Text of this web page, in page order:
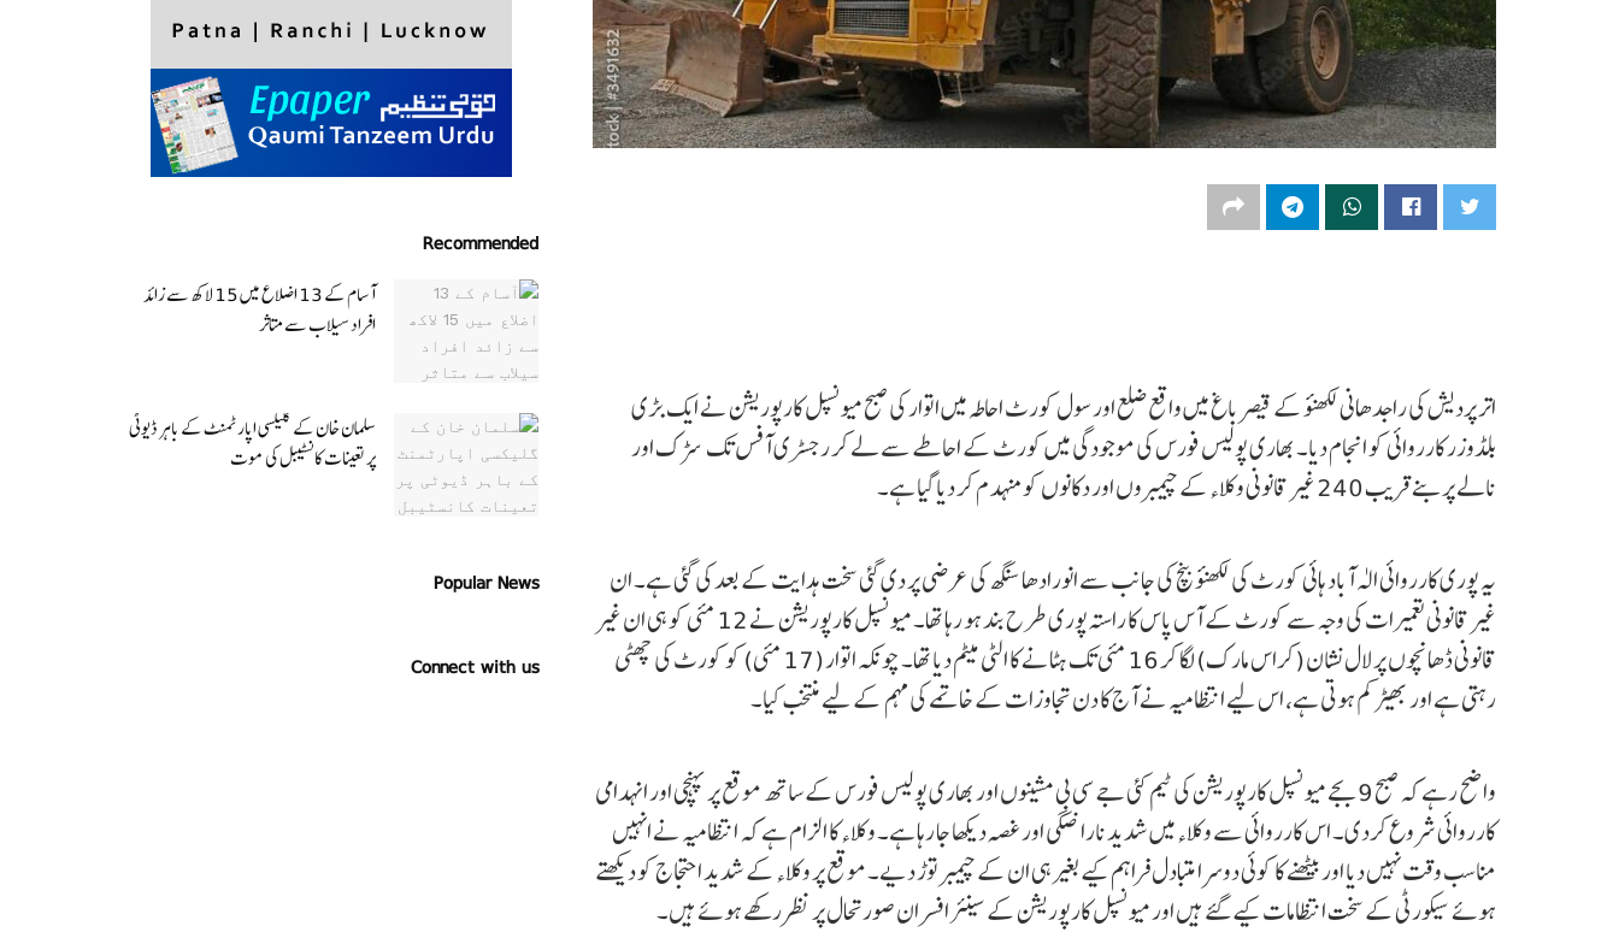
اتر پردیش کی راجدھانی لکھنؤ کے قیصر باغ میں واقع ضلع اور سول کورٹ احاطہ میں اتوار کی صبح میونسپل کارپوریشن نے ایک بڑی
بلڈوزر کارروائی کو انجام دیا۔ بھاری پولیس فورس کی موجودگی میں کورٹ کے احاطے سے لے کر رجسٹری آفس تک سڑک اور
نالے پر بنے قریب 240 غیر قانونی وکلاء کے چیمبروں اور دکانوں کو منہدم کر دیا گیا ہے۔
یہ پوری کارروائی الٰہ آباد ہائی کورٹ کی لکھنؤ بنچ کی جانب سے انورادھا سنگھ کی عرضی پر دی گئی سخت ہدایت کے بعد کی گئی ہے۔ ان
غیر قانونی تعمیرات کی وجہ سے کورٹ کے آس پاس کا راستہ پوری طرح بند ہو رہا تھا۔ میونسپل کارپوریشن نے 12 مئی کو ہی ان غیر
قانونی ڈھانچوں پر لال نشان (کراس مارک) لگا کر 16 مئی تک ہٹانے کا الٹی میٹم دیا تھا۔ چونکہ اتوار (17 مئی) کو کورٹ کی چھٹی
رہتی ہے اور بھیڑ کم ہوتی ہے، اس لیے انتظامیہ نے آج کا دن تجاوزات کے خاتمے کی مہم کے لیے منتخب کیا۔
واضح رہے کہ صبح 9 بجے میونسپل کارپوریشن کی ٹیم کئی جے سی بی مشینوں اور بھاری پولیس فورس کے ساتھ موقع پر پہنچی اور انہدامی
کارروائی شروع کردی۔ اس کارروائی سے وکلاء میں شدید ناراضگی اور غصہ دیکھا جا رہا ہے۔ وکلاء کا الزام ہے کہ انتظامیہ نے انہیں
مناسب وقت نہیں دیا اور بیٹھنے کا کوئی دوسرا متبادل فراہم کیے بغیر ہی ان کے چیمبر توڑ دیے۔ موقع پر وکلاء کے شدید احتجاج کو دیکھتے
ہوئے سیکورٹی کے سخت انتظامات کیے گئے ہیں اور میونسپل کارپوریشن کے سینئر افسران صورتحال پر نظر رکھے ہوئے ہیں۔
Recommended
آسام کے 13 اضلاع میں 15 لاکھ سے زائد
افراد سیلاب سے متاثر
سلمان خان کے گلیکسی اپارٹمنٹ کے باہر ڈیوٹی
پر تعینات کانسٹیبل کی موت
Popular News
Connect with us